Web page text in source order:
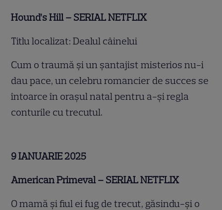
Hound’s Hill – SERIAL NETFLIX
Titlu localizat: Dealul câinelui
Cum o traumă și un șantajist misterios nu-i
dau pace, un celebru romancier de succes se
întoarce în orașul natal pentru a-și regla
conturile cu trecutul.
9 IANUARIE 2025
American Primeval – SERIAL NETFLIX
O mamă și fiul ei fug de trecut, găsindu-și o